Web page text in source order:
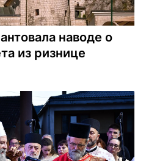
наводе о
из ризнице